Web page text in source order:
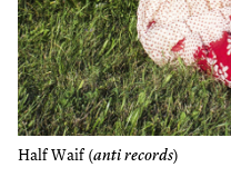
Half Waif (anti records)